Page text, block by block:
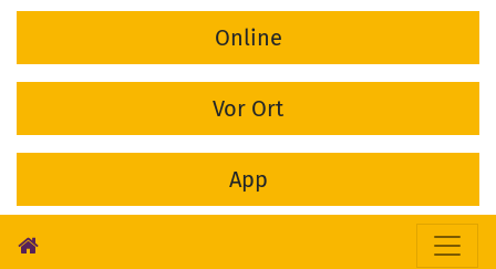
Online
Vor Ort
App